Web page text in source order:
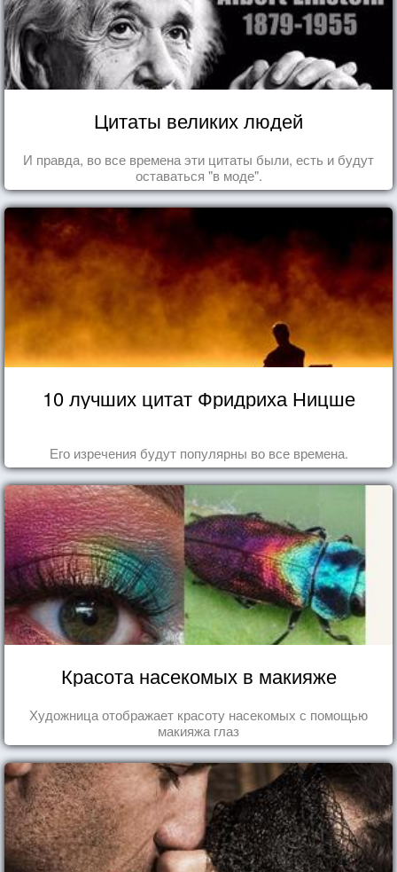
Цитаты великих людей
И правда, во все времена эти цитаты были, есть и будут
оставаться "в моде".
10 лучших цитат Фридриха Ницше
Его изречения будут популярны во все времена.
Красота насекомых в макияже
Художница отображает красоту насекомых с помощью
макияжа глаз